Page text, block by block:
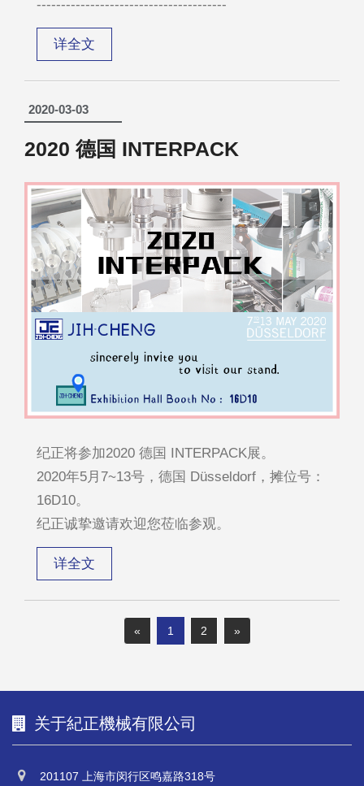
---------------------------------------
详全文
2020-03-03
2020 德国 INTERPACK
纪正将参加2020 德国 INTERPACK展。
2020年5月7~13号，德国 Düsseldorf，摊位号：
16D10。
纪正诚挚邀请欢迎您莅临参观。
详全文
« 1 2 »
关于紀正機械有限公司
201107 上海市闵行区鸣嘉路318号